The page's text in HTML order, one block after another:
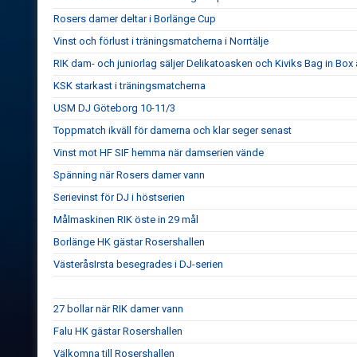
Rosers damer deltar i Borlänge Cup
Vinst och förlust i träningsmatcherna i Norrtälje
RIK dam- och juniorlag säljer Delikatoasken och Kiviks Bag in
KSK starkast i träningsmatcherna
USM DJ Göteborg 10-11/3
Toppmatch ikväll för damerna och klar seger senast
Vinst mot HF SIF hemma när damserien vände
Spänning när Rosers damer vann
Serievinst för DJ i höstserien
Målmaskinen RIK öste in 29 mål
Borlänge HK gästar Rosershallen
VästeråsIrsta besegrades i DJ-serien
27 bollar när RIK damer vann
Falu HK gästar Rosershallen
Välkomna till Rosershallen